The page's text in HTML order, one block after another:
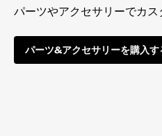
パーツやアクセサリーでカス
パーツ&アクセサリーを購入す